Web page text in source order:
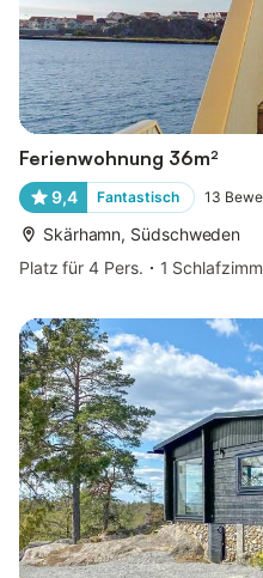
Ferienwohnung 36m²
9,4 Fantastisch 13
Skärhamn, Südschweden
Platz für 4 Pers.
1